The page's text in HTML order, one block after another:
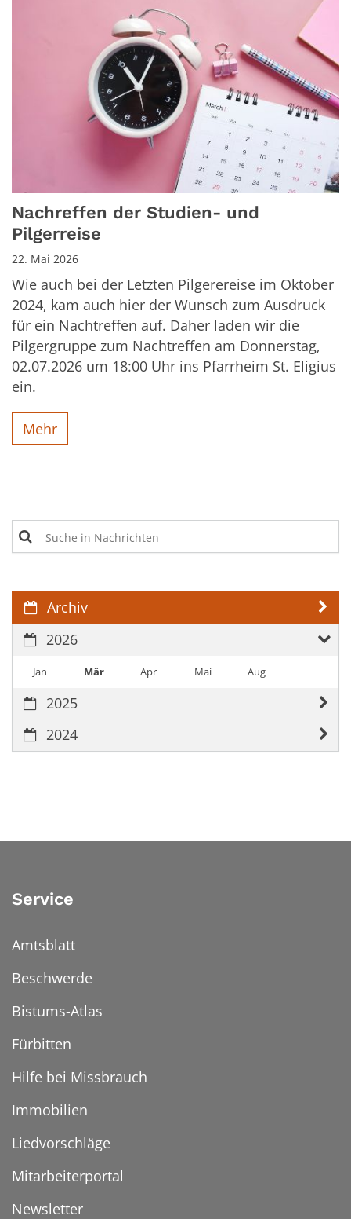
Nachreffen der Studien- und
Pilgerreise
22. Mai 2026
Wie auch bei der Letzten Pilgerereise im Oktober
2024, kam auch hier der Wunsch zum Ausdruck
für ein Nachtreffen auf. Daher laden wir die
Pilgergruppe zum Nachtreffen am Donnerstag,
02.07.2026 um 18:00 Uhr ins Pfarrheim St. Eligius
ein.
Mehr
Suche in Nachrichten
Archiv
2026
Jan Mär Apr Mai Aug
2025
2024
Service
Amtsblatt
Beschwerde
Bistums-Atlas
Fürbitten
Hilfe bei Missbrauch
Immobilien
Liedvorschläge
Mitarbeiterportal
Newsletter